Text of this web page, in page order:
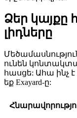
Ձեր կայքը
լիդները
ունեն
հասցե: Ահա ինչ
եք Exayard-ը: